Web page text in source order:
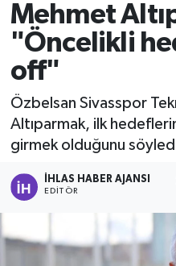
Mehmet
"Öncelikli
off"
Özbelsan Sivasspor
Altıparmak, ilk
girmek olduğunu
İHLAS HABER AJANSI
EDITÖR
SAĞLIK
ASAYİŞ
EKONOMİ
GÜNCEL
AKTÜEL
EĞİTİM
İLÇELER
Çorum Namaz
Trafik Durumu
Süper Lig Puan
Tüm Manşetler
Son Dakika
Haber Arşivi